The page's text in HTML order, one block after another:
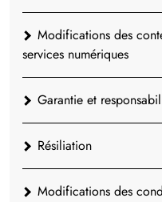
Modifications des
services numériques
Garantie et
Résiliation
Modifications des